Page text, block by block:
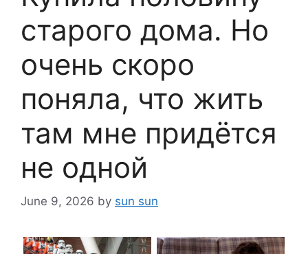
старого дома. Но
очень скоро
поняла, что жить
там мне придётся
не одной
June 9, 2026 by sun sun